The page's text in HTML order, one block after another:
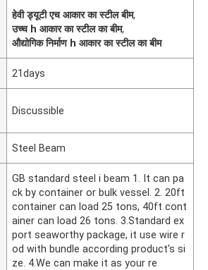
हेवी ड्यूटी एच आकार का स्टील बीम,
उच्च h आकार का स्टील का बीम,
औद्योगिक निर्माण h आकार का स्टील का बीम
21days
Discussible
Steel Beam
GB standard steel i beam 1. It can pa
ck by container or bulk vessel. 2. 20ft
container can load 25 tons, 40ft cont
ainer can load 26 tons. 3.Standard ex
port seaworthy package, it use wire r
od with bundle according product's si
ze. 4.We can make it as your re